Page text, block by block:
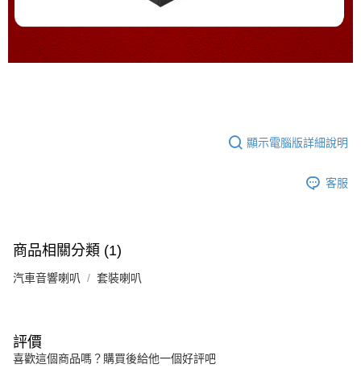
顯示電腦版詳細說明
客服
商品相關分類 (1)
汽車音響喇叭 套裝喇叭
評價
喜歡這個商品嗎？購買後給他一個好評吧